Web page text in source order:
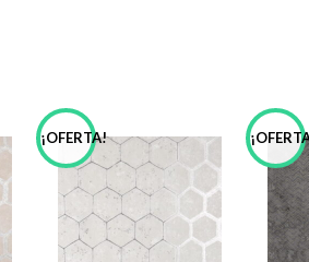
¡OFERTA!